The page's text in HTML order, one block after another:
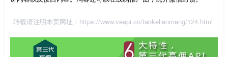
转载请注明本页网址： https://www.veapi.cn/taokelianmeng/124.html